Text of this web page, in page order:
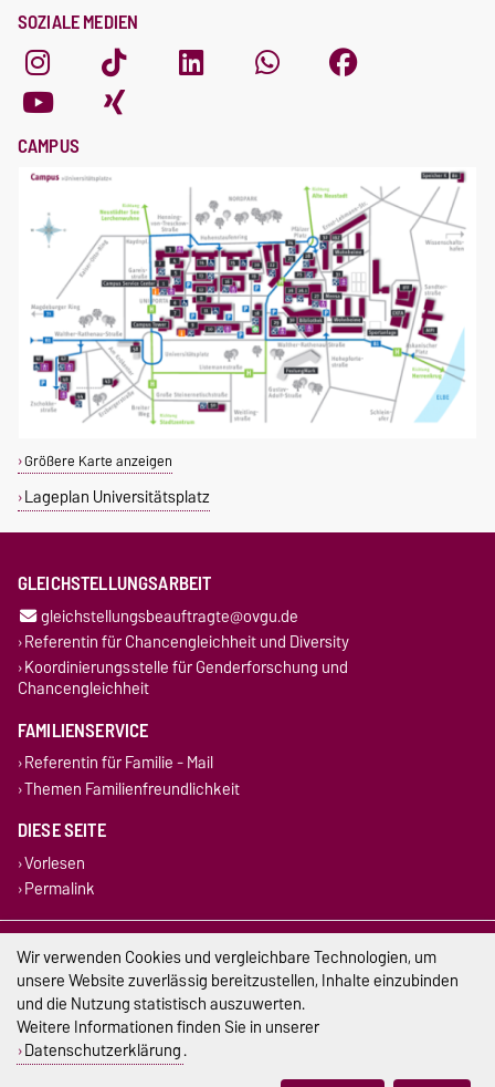
SOZIALE MEDIEN
CAMPUS
Größere Karte anzeigen
Lageplan Universitätsplatz
GLEICHSTELLUNGSARBEIT
gleichstellungsbeauftragte@ovgu.de
Referentin für Chancengleichheit und Diversity
Koordinierungsstelle für Genderforschung und
Chancengleichheit
FAMILIENSERVICE
Referentin für Familie - Mail
Themen Familienfreundlichkeit
DIESE SEITE
Vorlesen
Permalink
Impressum
Datenschutz
Barrierefreiheit
Cookie-Einstellungen
Wir verwenden Cookies und vergleichbare Technologien, um
unsere Website zuverlässig bereitzustellen, Inhalte einzubinden
und die Nutzung statistisch auszuwerten.
Weitere Informationen finden Sie in unserer
Datenschutzerklärung.